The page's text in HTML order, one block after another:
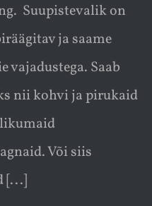
Suupistevalik on
ja saame
vajadustega. Saab
nii kohvi ja pirukaid
Või siis
[...]